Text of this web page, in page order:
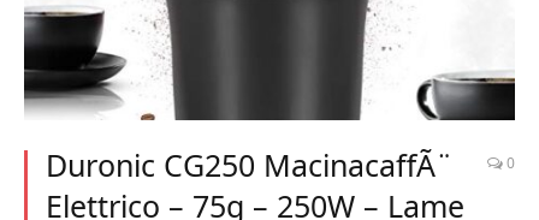
Duronic CG250 MacinacaffÃ¨
Elettrico – 75g – 250W – Lame
0